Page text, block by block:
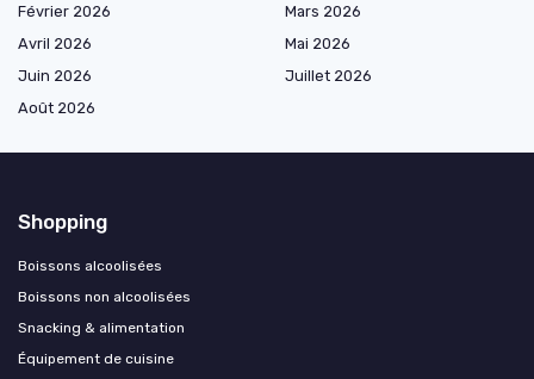
Février 2026
Mars 2026
Avril 2026
Mai 2026
Juin 2026
Juillet 2026
Août 2026
Shopping
Boissons alcoolisées
Boissons non alcoolisées
Snacking & alimentation
Équipement de cuisine